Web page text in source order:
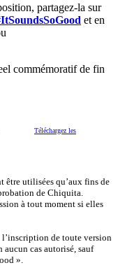
partagez-la sur
et en
commémoratif de fin
Téléchargez les
être utilisées qu’aux fins de
de Chiquita.
à tout moment si elles
de toute version
cas autorisé, sauf
».